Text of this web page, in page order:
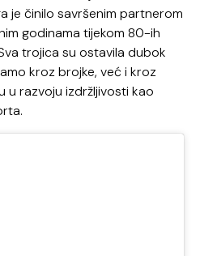
je činilo savršenim partnerom
godinama tijekom 80-ih
trojica su ostavila dubok
kroz brojke, već i kroz
u razvoju izdržljivosti kao